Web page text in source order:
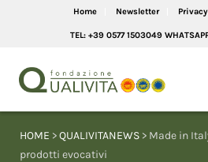
Home Newsletter
TEL: +39 0577 1503049
HOME >QUALIVITANEWS > Made in
prodotti evocativi